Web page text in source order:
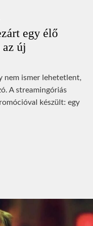
egy élő
új
nem ismer lehetetlent,
A streamingóriás
készült: egy